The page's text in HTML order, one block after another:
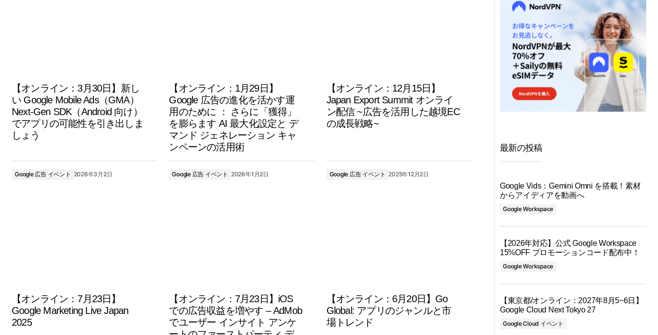
【オンライン：3月30日】新し
い Google Mobile Ads（GMA）
Next-Gen SDK（Android 向け）
でアプリの可能性を引き出しま
しょう
Google 広告 イベント 2026年3月2日
【オンライン：1月29日】
Google 広告の進化を活かす運
用のために ： さらに「獲得」
を膨らます AI 最大化設定と デ
マンド ジェネレーション キャ
ンペーンの活用術
Google 広告 イベント 2026年1月2日
【オンライン：12月15日】
Japan Export Summit オンライ
ン配信 ~広告を活用した越境EC
の成長戦略~
Google 広告 イベント 2025年12月2日
【オンライン：7月23日】
Google Marketing Live Japan
2025
【オンライン：7月23日】iOS
での広告収益を増やす – AdMob
でユーザー インサイト アンケ
【オンライン：6月20日】Go
Global: アプリのジャンルと市
場トレンド
最新の投稿
Google Vids：Gemini Omni を搭載！素材
からアイディアを動画へ
Google Workspace
【2026年対応】公式 Google Workspace
15%OFF プロモーションコード配布中！
Google Workspace
【東京都/オンライン：2027年8月5~6日】
Google Cloud Next Tokyo 27
Google Cloud イベント